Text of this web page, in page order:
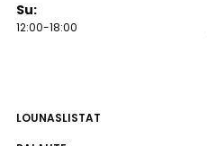
LOUNASLISTAT
Su:
12:00-18:00